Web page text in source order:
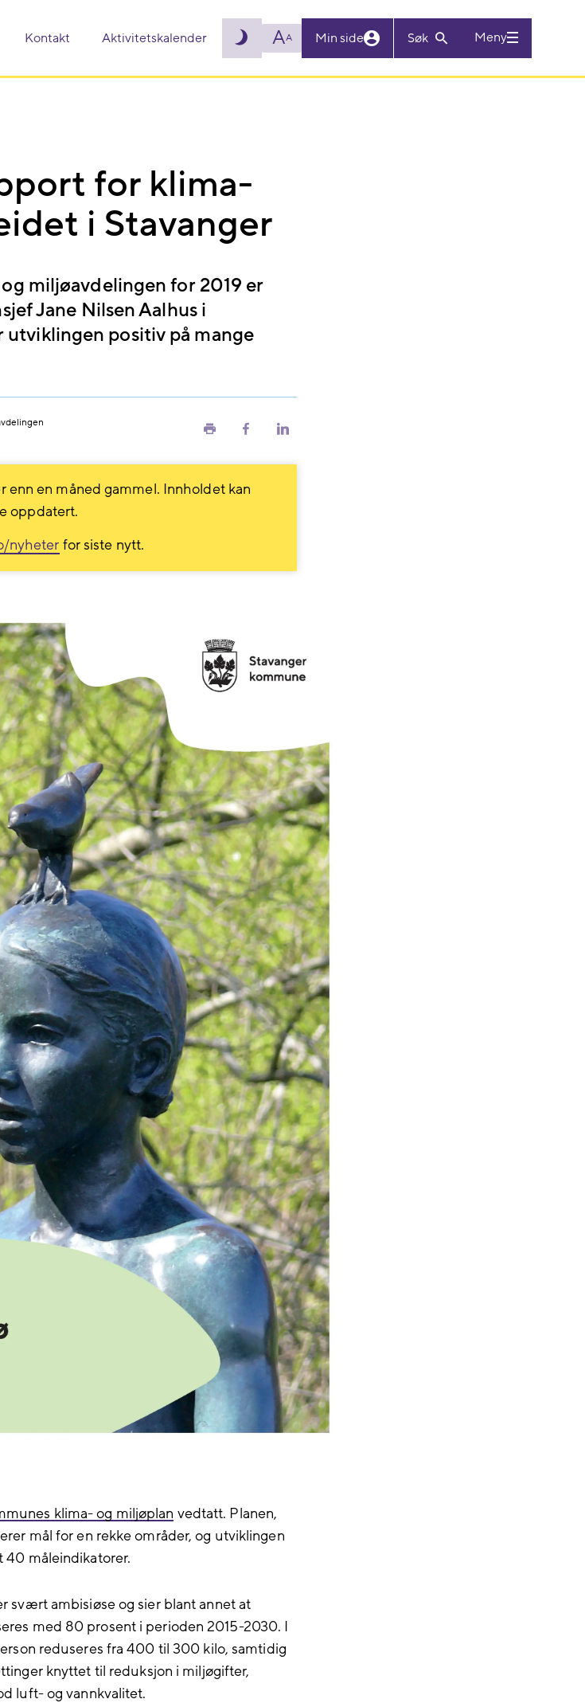
Kontakt Aktivitetskalender AA Min side Søk Meny
for klima-
i Stavanger
miljøavdelingen for 2019 er
Jane Nilsen Aalhus i
utviklingen positiv på mange
Skriv Del
Del
enn en måned gammel. Innholdet kan
oppdatert.
nyheter for siste nytt.
klima- og miljøplan vedtatt. Planen,
mål for en rekke områder, og utviklingen
40 måleindikatorer.
svært ambisiøse og sier blant annet at
med 80 prosent i perioden 2015-2030. I
reduseres fra 400 til 300 kilo, samtidig
knyttet til reduksjon i miljøgifter,
luft- og vannkvalitet.